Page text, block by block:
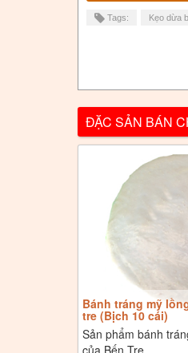
Tags: Kẹo dừa
ĐẶC SẢN BÁN
Bánh tráng mỹ
tre (Bịch 10 cái)
Sản phẩm bánh